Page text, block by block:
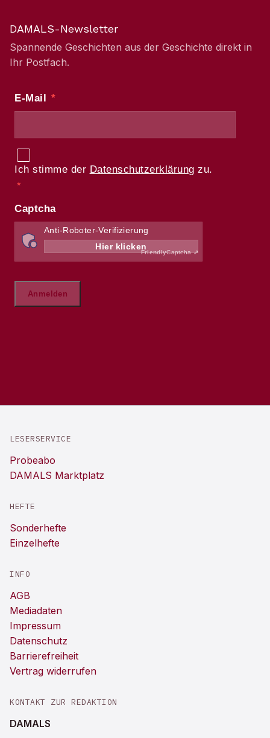
DAMALS-Newsletter
Spannende Geschichten aus der Geschichte direkt in
Ihr Postfach.
LESERSERVICE
Probeabo
DAMALS Marktplatz
HEFTE
Sonderhefte
Einzelhefte
INFO
AGB
Mediadaten
Impressum
Datenschutz
Barrierefreiheit
Vertrag widerrufen
KONTAKT ZUR REDAKTION
DAMALS